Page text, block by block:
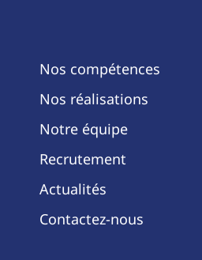
Nos compétences
Nos réalisations
Notre équipe
Recrutement
Actualités
Contactez-nous